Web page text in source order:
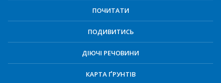
ПОЧИТАТИ
ПОДИВИТИСЬ
ДІЮЧІ РЕЧОВИНИ
КАРТА ҐРУНТІВ